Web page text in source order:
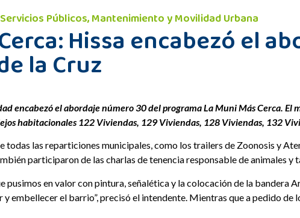
Públicos, Mantenimiento y Movilidad Urbana
Hissa encabezó el
la Cruz
encabezó el abordaje número 30 del programa La Muni Más Cerca. El
habitacionales 122 Viviendas, 129 Viviendas, 128 Viviendas, 132
todas las reparticiones municipales, como los trailers de Zoonosis y
participaron de las charlas de tenencia responsable de animales y
pusimos en valor con pintura, señalética y la colocación de la bandera
y embellecer el barrio”, precisó el intendente. Mientras que a pedido de